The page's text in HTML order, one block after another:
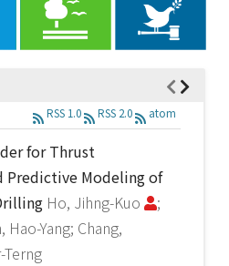
RSS 1.0 RSS 2.0 atom
for Thrust
Predictive Modeling of
Ho, Jihng-Kuo
;
Hao-Yang; Chang,
Terng